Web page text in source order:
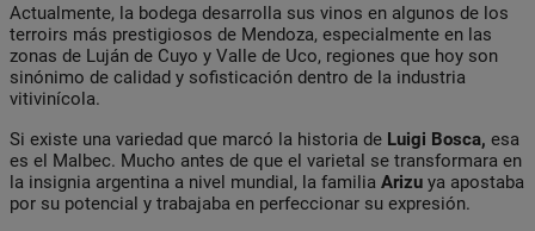
Actualmente, la bodega desarrolla sus vinos en algunos de los
terroirs más prestigiosos de Mendoza, especialmente en las
zonas de Luján de Cuyo y Valle de Uco, regiones que hoy son
sinónimo de calidad y sofisticación dentro de la industria
vitivinícola.
Si existe una variedad que marcó la historia de Luigi Bosca, esa
es el Malbec. Mucho antes de que el varietal se transformara en
la insignia argentina a nivel mundial, la familia Arizu ya apostaba
por su potencial y trabajaba en perfeccionar su expresión.